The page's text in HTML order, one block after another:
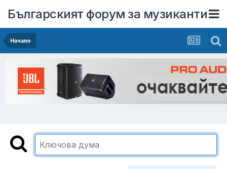
Българският форум за музиканти
Начало